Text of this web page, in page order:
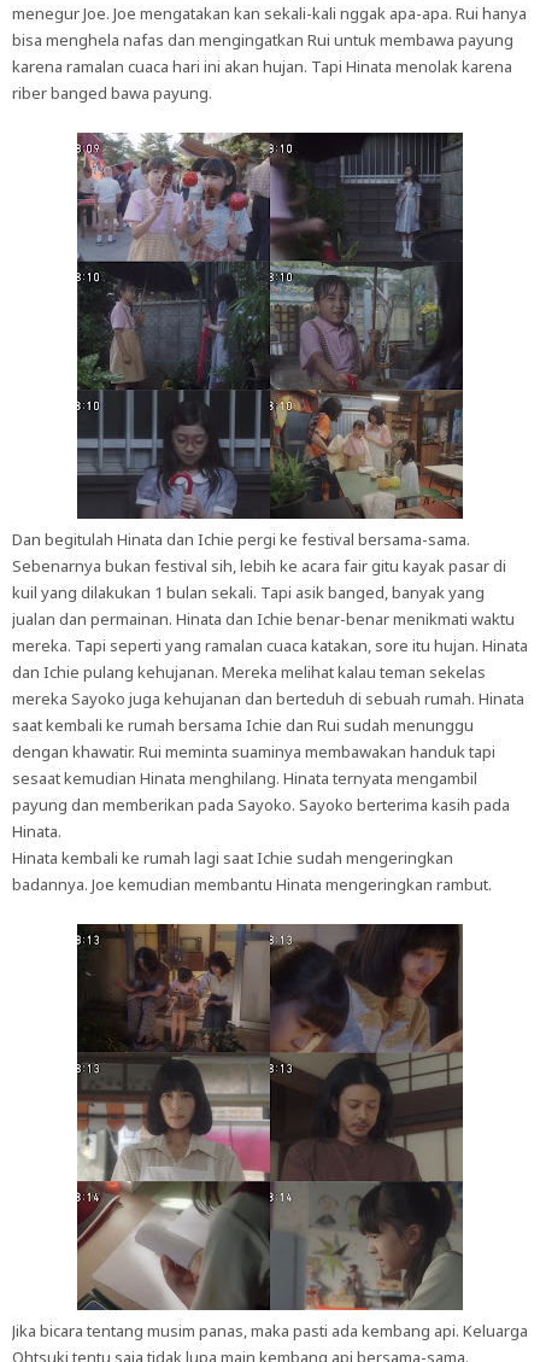
menegur Joe. Joe mengatakan kan sekali-kali nggak apa-apa. Rui hanya
bisa menghela nafas dan mengingatkan Rui untuk membawa payung
karena ramalan cuaca hari ini akan hujan. Tapi Hinata menolak karena
riber banged bawa payung.
Dan begitulah Hinata dan Ichie pergi ke festival bersama-sama.
Sebenarnya bukan festival sih, lebih ke acara fair gitu kayak pasar di
kuil yang dilakukan 1 bulan sekali. Tapi asik banged, banyak yang
jualan dan permainan. Hinata dan Ichie benar-benar menikmati waktu
mereka. Tapi seperti yang ramalan cuaca katakan, sore itu hujan. Hinata
dan Ichie pulang kehujanan. Mereka melihat kalau teman sekelas
mereka Sayoko juga kehujanan dan berteduh di sebuah rumah. Hinata
saat kembali ke rumah bersama Ichie dan Rui sudah menunggu
dengan khawatir. Rui meminta suaminya membawakan handuk tapi
sesaat kemudian Hinata menghilang. Hinata ternyata mengambil
payung dan memberikan pada Sayoko. Sayoko berterima kasih pada
Hinata.
Hinata kembali ke rumah lagi saat Ichie sudah mengeringkan
badannya. Joe kemudian membantu Hinata mengeringkan rambut.
Jika bicara tentang musim panas, maka pasti ada kembang api. Keluarga
Ohtsuki tentu saja tidak lupa main kembang api bersama-sama.